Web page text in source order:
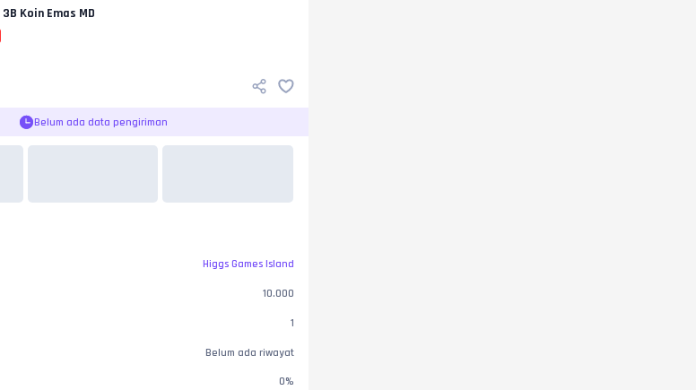
3B Koin Emas MD
Belum ada data pengiriman
Higgs Games Island
10.000
1
Belum ada riwayat
0%